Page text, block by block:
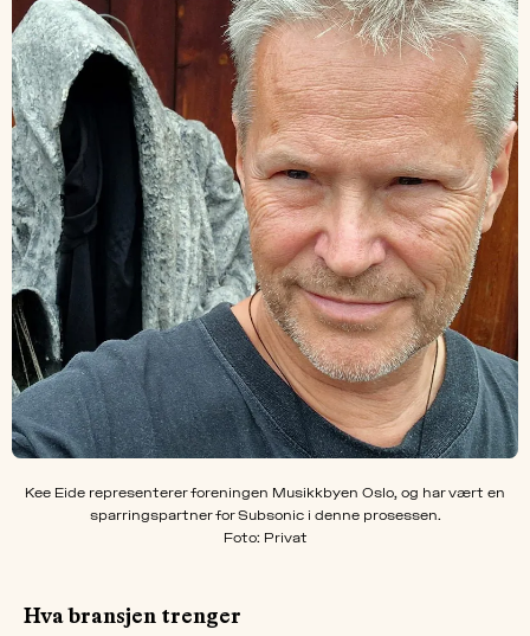
Kee Eide representerer foreningen Musikkbyen Oslo, og har vært en
sparringspartner for Subsonic i denne prosessen.
Foto: Privat
Hva bransjen trenger